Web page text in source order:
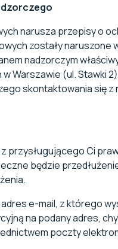
narusza przepisy o
zostały naruszone
nadzorczym
Warszawie (ul. Stawki
skontaktowania się z
przysługującego Ci
będzie
e-mail, z którego
na podany adres,
poczty